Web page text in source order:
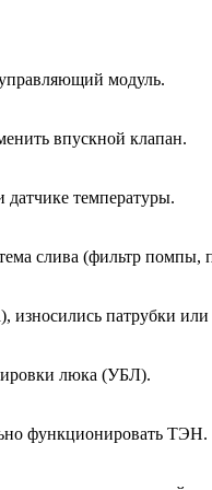
модуль.
впускной клапан.
температуры.
слива (фильтр помпы,
патрубки или
люка (УБЛ).
функционировать ТЭН.